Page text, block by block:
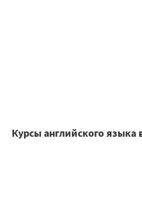
Курсы английского языка